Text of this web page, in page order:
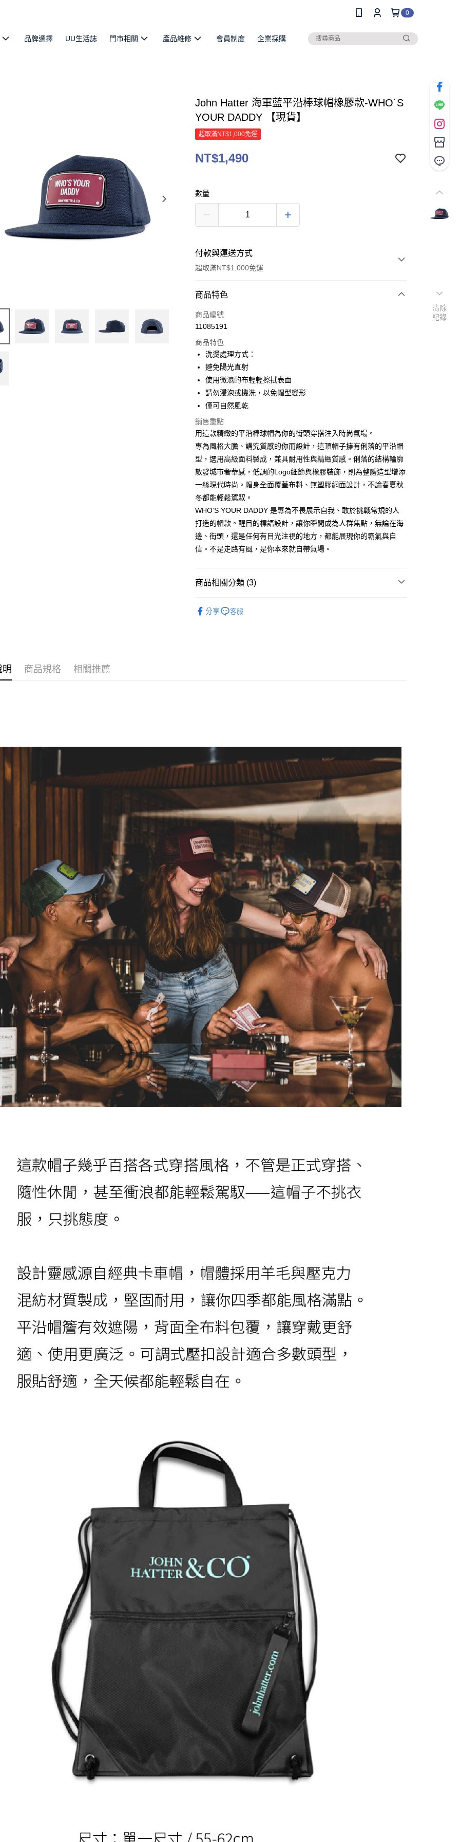
0
品牌選擇 UU生活誌 門市相關 產品維修 會員制度 企業採購
John Hatter 海軍藍平沿棒球帽橡膠款-WHO´S
YOUR DADDY 【現貨】
超取滿NT$1,000免運
NT$1,490
數量
付款與運送方式
超取滿NT$1,000免運
付款方式
信用卡一次付款
3 期 0 利率 每期
合作金庫商業銀行
華南商業銀行
國泰世華商業銀行
臺灣中小企業銀行
匯豐（台灣）商業銀行
聯邦商業銀行
遠東國際商業銀行
玉山商業銀行
星展（台灣）商業銀行
台新國際商業銀行
中國信託商業銀行
台灣樂天信用卡公司
6 期 0 利率 每期
合作金庫商業銀行
華南商業銀行
上海商業儲蓄銀行
臺灣中小企業銀行
匯豐（台灣）商業銀行
華泰商業銀行
聯邦商業銀行
遠東國際商業銀行
元大商業銀行
永豐商業銀行
台新國際商業銀行
中國信託商業銀行
台灣樂天信用卡公司
LINE Pay
Apple Pay
ATM付款
運送方式
付款後全家取貨
每筆NT$80，滿NT$1,000(含以上)免運費
付款後7-11取貨
每筆NT$80，滿NT$1,000(含以上)免運費
黑貓宅急便
每筆NT$120，滿NT$1,000(含以上)免運費
每筆NT$250，滿NT$2,000(含以上)免運費
商品特色
商品編號
11085191
商品特色
洗燙處理方式：
避免陽光直射
使用微濕的布輕輕擦拭表面
請勿浸泡或機洗，以免帽型變形
僅可自然風乾
銷售重點
用這款精緻的平沿棒球帽為你的街頭穿搭注入時尚氣場。
專為風格大膽、講究質感的你而設計，這頂帽子擁有俐落的平沿帽
型，選用高級面料製成，兼具耐用性與精緻質感。俐落的結構輪廓
散發城市奢華感，低調的Logo細節與橡膠裝飾，則為整體造型增添
一絲現代時尚。帽身全面覆蓋布料、無塑膠網面設計，不論春夏秋
冬都能輕鬆駕馭。
WHO’S YOUR DADDY 是專為不畏展示自我、敢於挑戰常規的人
打造的帽款。醒目的標語設計，讓你瞬間成為人群焦點，無論在海
邊、街頭，還是任何有目光注視的地方，都能展現你的霸氣與自
信。不是走路有風，是你本來就自帶氣場。
商品相關分類 (3)
分享 客服
明 商品規格 相關推薦
清除
紀錄